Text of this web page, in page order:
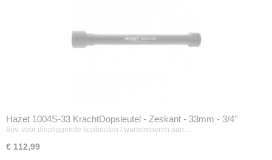
Hazet 1004S-33 KrachtDopsleutel - Zeskant - 33mm - 3/4''
Bijv. voor diepliggende kopbouten / wartelmoeren aan…
€ 112,99